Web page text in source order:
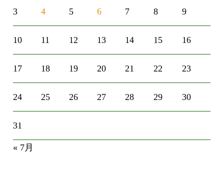
3 4 5 6 7 8 9
10 11 12 13 14 15 16
17 18 19 20 21 22 23
24 25 26 27 28 29 30
31
« 7月